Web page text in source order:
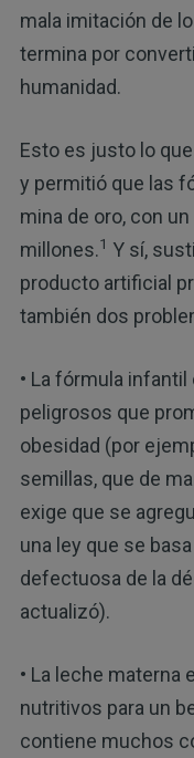
mala imitación de
termina por
humanidad.
Esto es justo lo
y permitió que las
mina de oro, con
millones.1 Y sí,
producto artificial
también dos
• La fórmula
peligrosos que
obesidad (por
semillas, que de
exige que se
una ley que se
defectuosa de la
actualizó).
• La leche materna
nutritivos para un
contiene muchos